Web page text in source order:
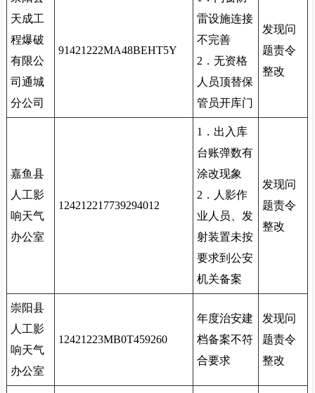
天成工
程爆破
有限公
司通城
分公司
91421222MA48BEHT5Y
雷设施连接
不完善
2．无资格
人员顶替保
管员开库门
发现问
题责令
整改
嘉鱼县
人工影
响天气
办公室
124212217739294012
1．出入库
台账弹数有
涂改现象
2．人影作
业人员、发
射装置未按
要求到公安
机关备案
发现问
题责令
整改
崇阳县
人工影
响天气
办公室
12421223MB0T459260
年度治安建
档备案不符
合要求
发现问
题责令
整改